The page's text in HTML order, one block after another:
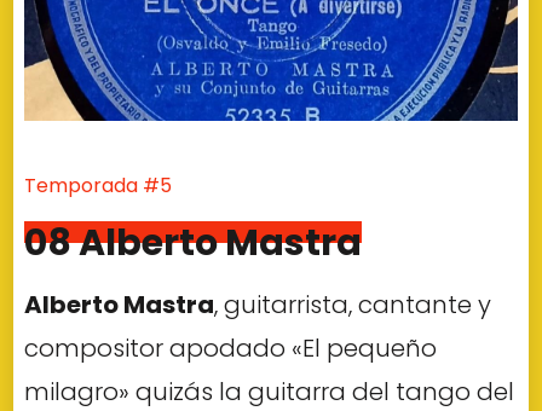
Temporada #5
08 Alberto Mastra
Alberto Mastra, guitarrista, cantante y
compositor apodado «El pequeño
milagro» quizás la guitarra del tango del